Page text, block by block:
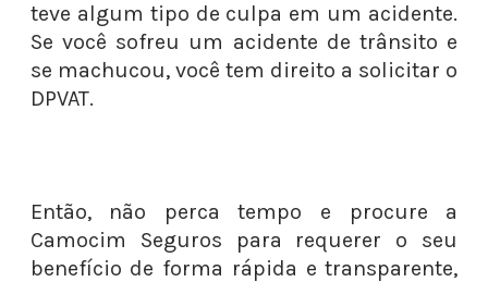
teve algum tipo de culpa em um acidente.
Se você sofreu um acidente de trânsito e
se machucou, você tem direito a solicitar o
DPVAT.
Então, não perca tempo e procure a
Camocim Seguros para requerer o seu
benefício de forma rápida e transparente,